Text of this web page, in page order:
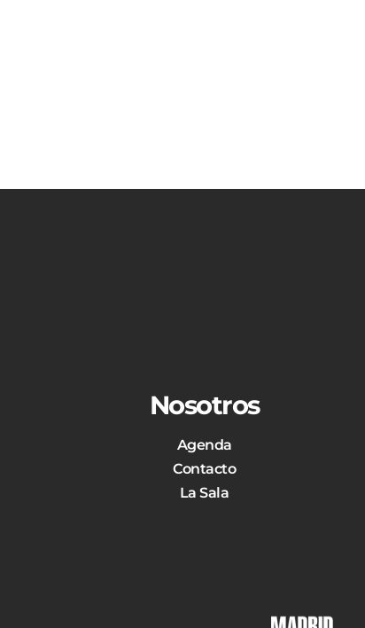
Nosotros
Agenda
Contacto
La Sala